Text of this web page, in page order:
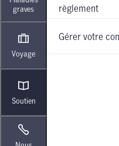
graves
Voyage
Soutien
règlement
Gérer votre